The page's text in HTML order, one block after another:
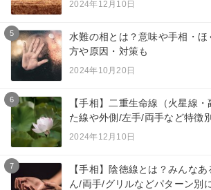
2024年12月10日
5
水難の相とは？意味や手相・
方や原因・対策も
2024年10月20日
6
【手相】二重生命線（火星線
た線や外側/左手/両手など特徴別
2024年12月10日
7
【手相】陰徳線とは？みんな
ん/両手/グリルなどパターン別